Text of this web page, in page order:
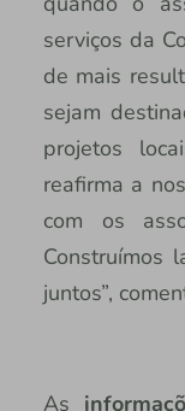
serviços da
de mais
sejam
projetos
reafirma a
com os
Construímos
juntos”,
As